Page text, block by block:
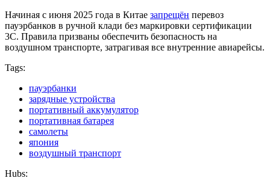
Начиная с июня 2025 года в Китае запрещён перевоз
пауэрбанков в ручной клади без маркировки сертификации
3C. Правила призваны обеспечить безопасность на
воздушном транспорте, затрагивая все внутренние авиарейсы.
Tags:
пауэрбанки
зарядные устройства
портативный аккумулятор
портативная батарея
самолеты
япония
воздушный транспорт
Hubs: